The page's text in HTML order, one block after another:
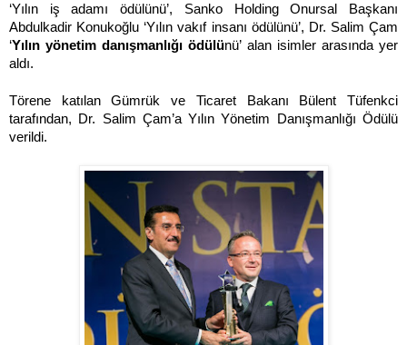
‘Yılın iş adamı ödülünü’, Sanko Holding Onursal Başkanı
Abdulkadir Konukoğlu ‘Yılın vakıf insanı ödülünü’, Dr. Salim Çam
‘Yılın yönetim danışmanlığı ödülünü’ alan isimler arasında yer
aldı.
Törene katılan Gümrük ve Ticaret Bakanı Bülent Tüfenkci
tarafından, Dr. Salim Çam’a Yılın Yönetim Danışmanlığı Ödülü
verildi.